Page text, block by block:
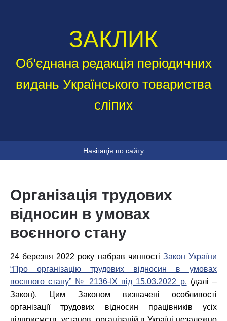
ЗАКЛИК
Об'єднана редакція періодичних
видань Українського товариства
сліпих
Навігація по сайту
Організація трудових
відносин в умовах
воєнного стану
24 березня 2022 року набрав чинності Закон України
“Про організацію трудових відносин в умовах
воєнного стану” № 2136-IX від 15.03.2022 р. (далі –
Закон). Цим Законом визначені особливості
організації трудових відносин працівників усіх